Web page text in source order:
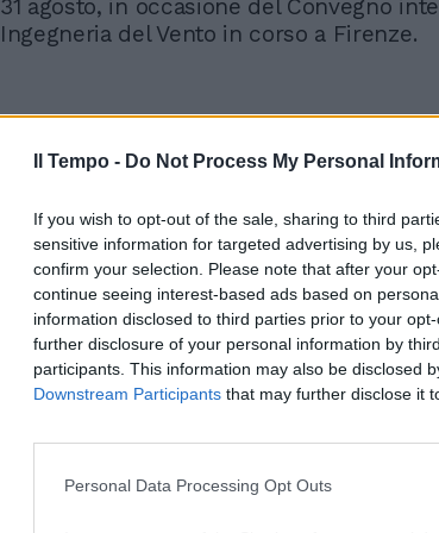
Il Tempo - Do Not Process My Personal
If you wish to opt-out of the sale, sharing to third
sensitive information for targeted advertising by us,
confirm your selection. Please note that after your
continue seeing interest-based ads based on
information disclosed to third parties prior to your
further disclosure of your personal information by
participants. This information may also be disclosed
Downstream Participants that may further disclose it
Personal Data Processing Opt Outs
31 agosto, in occasione del Convegno
Ingegneria del Vento in corso a Firenze.
Soluzione
contro il
climatico:
promuove il
Trump, Meloni
americana